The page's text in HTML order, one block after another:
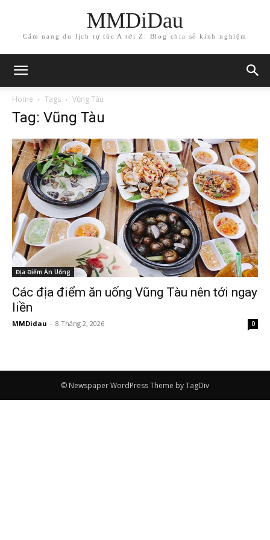
MMDiDau
Cẩm nang du lịch tự túc A tới Z: Blog chia sẻ kinh nghiệm
Home Tags Vũng Tàu
Tag: Vũng Tàu
Địa Điểm Ăn Uống
Các địa điểm ăn uống Vũng Tàu nên tới ngay
liền
MMDidau - 8 Tháng 2, 2026 0
© Newspaper WordPress Theme by TagDiv